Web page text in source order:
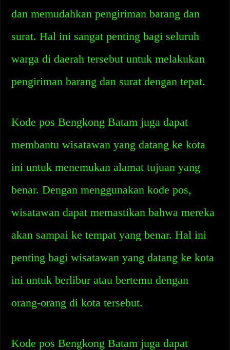
dan memudahkan pengiriman barang dan
surat. Hal ini sangat penting bagi seluruh
warga di daerah tersebut untuk melakukan
pengiriman barang dan surat dengan tepat.
Kode pos Bengkong Batam juga dapat
membantu wisatawan yang datang ke kota
ini untuk menemukan alamat tujuan yang
benar. Dengan menggunakan kode pos,
wisatawan dapat memastikan bahwa mereka
akan sampai ke tempat yang benar. Hal ini
penting bagi wisatawan yang datang ke kota
ini untuk berlibur atau bertemu dengan
orang-orang di kota tersebut.
Kode pos Bengkong Batam juga dapat